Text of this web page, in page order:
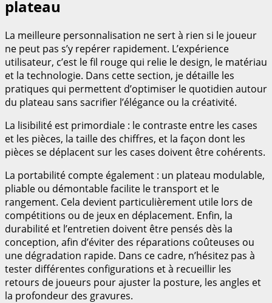
plateau
La meilleure personnalisation ne sert à rien si le joueur
ne peut pas s’y repérer rapidement. L’expérience
utilisateur, c’est le fil rouge qui relie le design, le matériau
et la technologie. Dans cette section, je détaille les
pratiques qui permettent d’optimiser le quotidien autour
du plateau sans sacrifier l’élégance ou la créativité.
La lisibilité est primordiale : le contraste entre les cases
et les pièces, la taille des chiffres, et la façon dont les
pièces se déplacent sur les cases doivent être cohérents.
La portabilité compte également : un plateau modulable,
pliable ou démontable facilite le transport et le
rangement. Cela devient particulièrement utile lors de
compétitions ou de jeux en déplacement. Enfin, la
durabilité et l’entretien doivent être pensés dès la
conception, afin d’éviter des réparations coûteuses ou
une dégradation rapide. Dans ce cadre, n’hésitez pas à
tester différentes configurations et à recueillir les
retours de joueurs pour ajuster la posture, les angles et
la profondeur des gravures.